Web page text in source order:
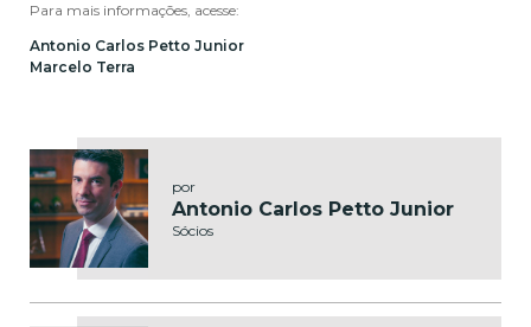
Para mais informações, acesse:
Antonio Carlos Petto Junior
Marcelo Terra
por
Antonio Carlos Petto Junior
Sócios